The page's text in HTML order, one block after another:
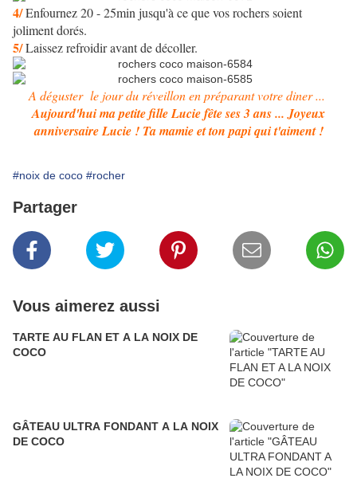
4/Enfournez 20 - 25min jusqu'à ce que vos rochers soient
joliment dorés.
5/Laissez refroidir avant de décoller.
A déguster le jour du réveillon en préparant votre diner ...
Aujourd'hui ma petite fille Lucie fête ses 3 ans ... Joyeux
anniversaire Lucie ! Ta mamie et ton papi qui t'aiment !
#noix de coco #rocher
Partager
Vous aimerez aussi
TARTE AU FLAN ET A LA NOIX DE
COCO
GÂTEAU ULTRA FONDANT A LA NOIX
DE COCO